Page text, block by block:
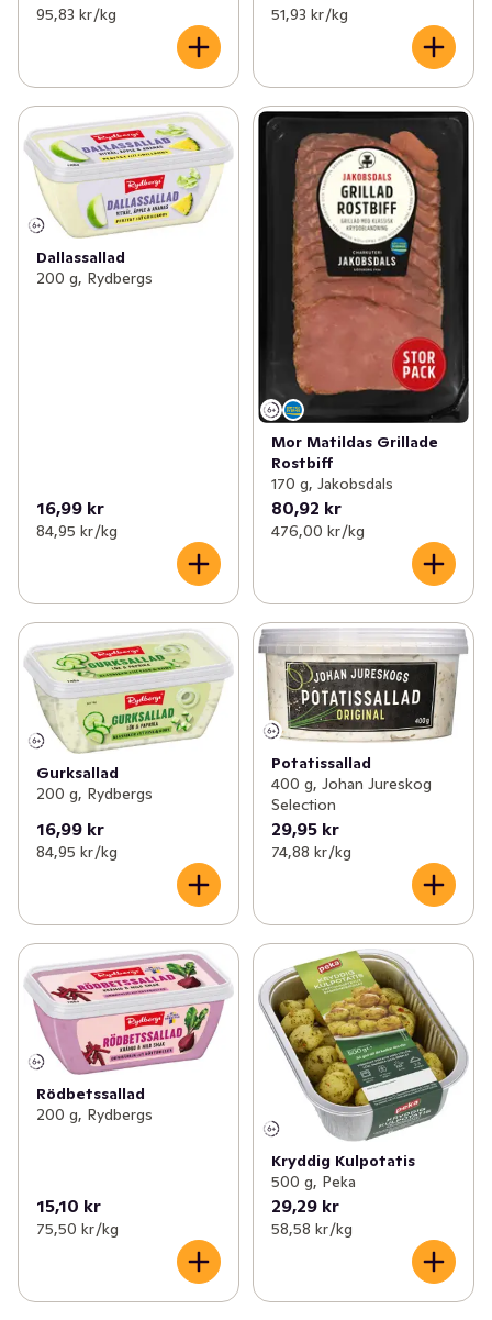
95,83 kr /kg 51,93 kr /kg
Dallassallad
200 g, Rydbergs
16,99 kr
84,95 kr /kg
Mor Matildas Grillade
Rostbiff
170 g, Jakobsdals
80,92 kr
476,00 kr /kg
Gurksallad
200 g, Rydbergs
16,99 kr
84,95 kr /kg
Potatissallad
400 g, Johan Jureskog
Selection
29,95 kr
74,88 kr /kg
Rödbetssallad
200 g, Rydbergs
15,10 kr
75,50 kr /kg
Kryddig Kulpotatis
500 g, Peka
29,29 kr
58,58 kr /kg